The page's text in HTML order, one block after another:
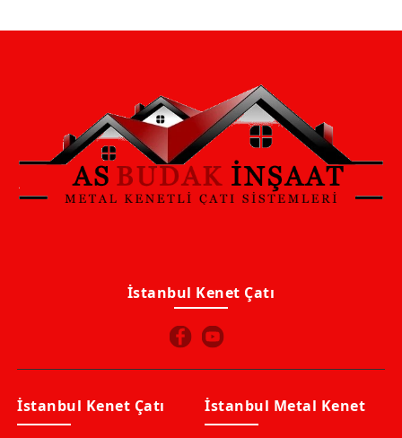
İstanbul Kenet Çatı
İstanbul Kenet Çatı İstanbul Metal Kenet